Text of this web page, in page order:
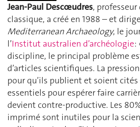
Jean-Paul Descœudres, professeur
classique, a créé en 1988 – et
Mediterranean Archaeology, le
l’Institut australien d’archéologie:
discipline, le principal problème
d’articles scientifiques. La
pour qu’ils publient et soient cités
essentiels pour espérer faire
devient contre-productive. Les
imprimé sont inutiles pour la